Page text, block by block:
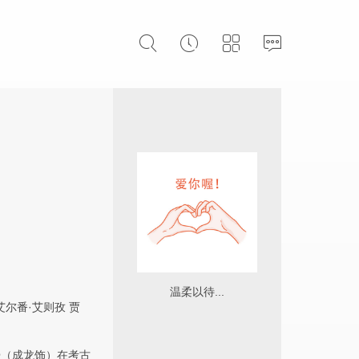
尔番·艾则孜 贾
成龙饰）在考古
温柔以待...